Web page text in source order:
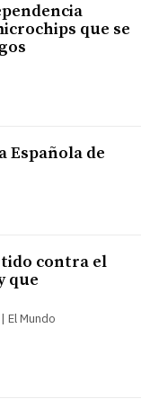
que se
Española de
contra el
que
El Mundo